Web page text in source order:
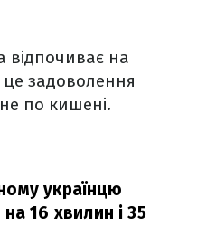
відпочиває на
це задоволення
по кишені.
українцю
16 хвилин і 35